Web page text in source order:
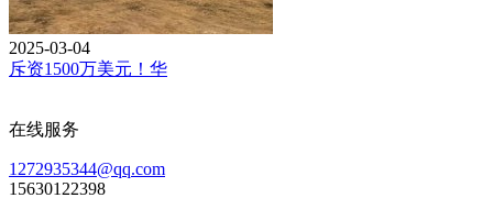
2025-03-04
斥资1500万美元！华
在线服务
1272935344@qq.com
15630122398